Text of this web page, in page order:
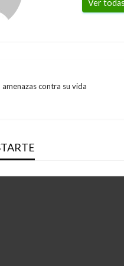
Ver
contra su vida